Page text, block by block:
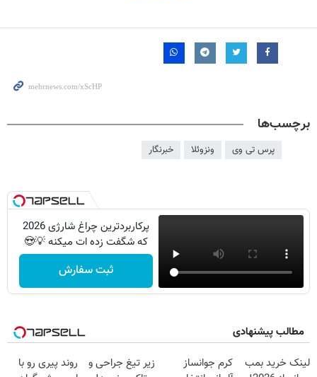
برچسب‌ها
پرس تی وی ونزوئلا خبرنگار
پرکاربردترین چراغ شارژی 2026
که شگفت زده ات میکنه 💡😍
ثبت سفارش
مطالب پیشنهادی
لینک خرید بمب
کرم جوانساز
زیر تیغ جراحی و
روند پیری رو با